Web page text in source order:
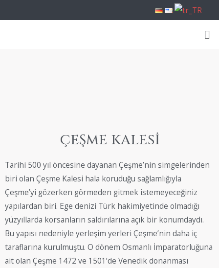
ÇEŞME KALESİ
Tarihi 500 yıl öncesine dayanan Çeşme’nin simgelerinden
biri olan Çeşme Kalesi hala koruduğu sağlamlığıyla
Çeşme’yi gözerken görmeden gitmek istemeyeceğiniz
yapılardan biri. Ege denizi Türk hakimiyetinde olmadığı
yüzyıllarda korsanların saldırılarına açık bir konumdaydı.
Bu yapısı nedeniyle yerleşim yerleri Çeşme’nin daha iç
taraflarına kurulmuştu. O dönem Osmanlı İmparatorluğuna
ait olan Çeşme 1472 ve 1501’de Venedik donanması